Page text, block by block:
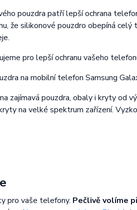
pouzdra patří lepší ochrana
že silikonové pouzdro obepíná
pro lepší ochranu vašeho
na mobilní telefon Samsung
zajímavá pouzdra, obaly i kryty od
na velké spektrum zařízení.
pro vaše telefony. Pečlivě volíme